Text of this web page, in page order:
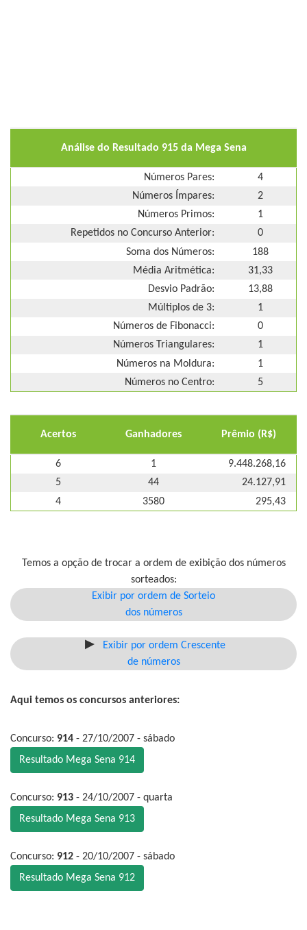
Análise do Resultado 915 da Mega Sena
Números Pares:
4
Números Ímpares:
2
Números Primos:
1
Repetidos no Concurso Anterior:
0
Soma dos Números:
188
Média Aritmética:
31,33
Desvio Padrão:
13,88
Múltiplos de 3:
1
Números de Fibonacci:
0
Números Triangulares:
1
Números na Moldura:
1
Números no Centro:
5
Acertos Ganhadores Prêmio (R$)
6 1
9.448.268,16
5
44
24.127,91
4
3580 295,43
Temos a opção de trocar a ordem de exibição dos números
sorteados:
Exibir por ordem de Sorteio
dos números
Exibir por ordem Crescente
de números
Aqui temos os concursos anteriores:
Concurso: 914 - 27/10/2007 - sábado
Resultado Mega Sena 914
Concurso: 913 - 24/10/2007 - quarta
Resultado Mega Sena 913
Concurso: 912 - 20/10/2007 - sábado
Resultado Mega Sena 912